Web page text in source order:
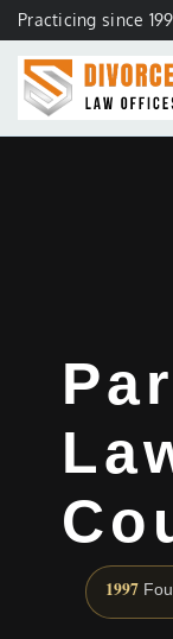
Practicing since
1997